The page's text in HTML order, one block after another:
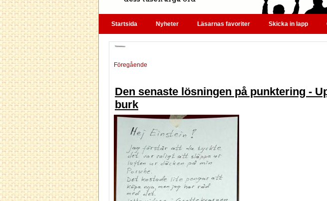
Startsida Nyheter Läsarnas favoriter Skicka in lapp
Föregående
Den senaste lösningen på punktering -
burk